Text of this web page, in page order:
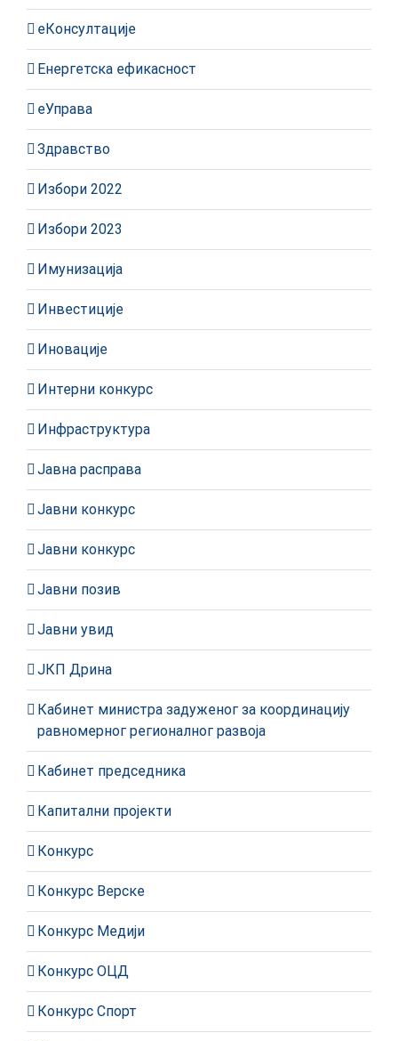
еКонсултације
Енергетска ефикасност
еУправа
Здравство
Избори 2022
Избори 2023
Имунизација
Инвестиције
Иновације
Интерни конкурс
Инфраструктура
Јавна расправа
Јавни конкурс
Јавни конкурс
Јавни позив
Јавни увид
ЈКП Дрина
Кабинет министра задуженог за координацију
равномерног регионалног развоја
Кабинет председника
Капитални пројекти
Конкурс
Конкурс Верске
Конкурс Медији
Конкурс ОЦД
Конкурс Спорт